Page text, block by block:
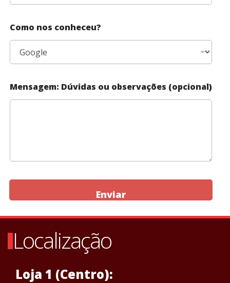
Como nos conheceu?
Mensagem: Dúvidas ou observações (opcional)
Enviar
Localização
Loja 1 (Centro):